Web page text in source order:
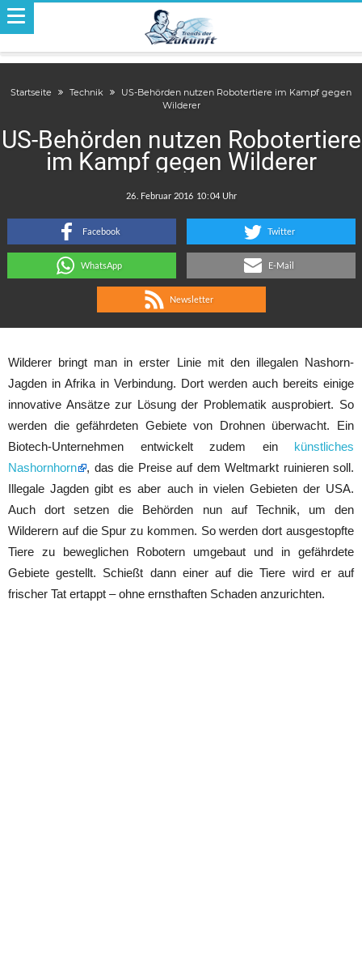
Startseite Technik
US-Behörden nutzen Robotertiere im Kampf gegen
Wilderer
US-Behörden nutzen Robotertiere
im Kampf gegen Wilderer
:
Facebook Twitter
WhatsApp E-Mail
Newsletter
Wilderer bringt man in erster Linie mit den illegalen Nashorn-
Jagden in Afrika in Verbindung. Dort werden auch bereits einige
innovative Ansätze zur Lösung der Problematik ausprobiert. So
werden die gefährdeten Gebiete von Drohnen überwacht. Ein
Biotech-Unternehmen entwickelt zudem ein künstliches
Nashornhorn
, das die Preise auf dem Weltmarkt ruinieren soll.
Illegale Jagden gibt es aber auch in vielen Gebieten der USA.
Auch dort setzen die Behörden nun auf Technik, um den
Wilderern auf die Spur zu kommen. So werden dort ausgestopfte
Tiere zu beweglichen Robotern umgebaut und in gefährdete
Gebiete gestellt. Schießt dann einer auf die Tiere wird er auf
frischer Tat ertappt – ohne ernsthaften Schaden anzurichten.